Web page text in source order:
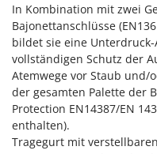
Laubsauger -
Laubsauger auf
Luftentfeuchter
Luftkühler
M
Mähroboter
EuroMech
Eurosystems
F
FAC
Fama Industrie
Famag
In Kombination mit zwei
Bajonettanschlüsse
bildet sie eine
vollständigen Schutz der
Atemwege vor Staub und/
der gesamten Palette der
Protection EN14387/EN
enthalten).
Tragegurt mit